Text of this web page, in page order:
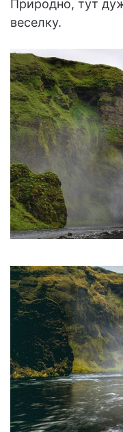
Природно, тут
веселку.